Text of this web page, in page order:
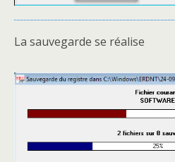
La sauvegarde se réalise